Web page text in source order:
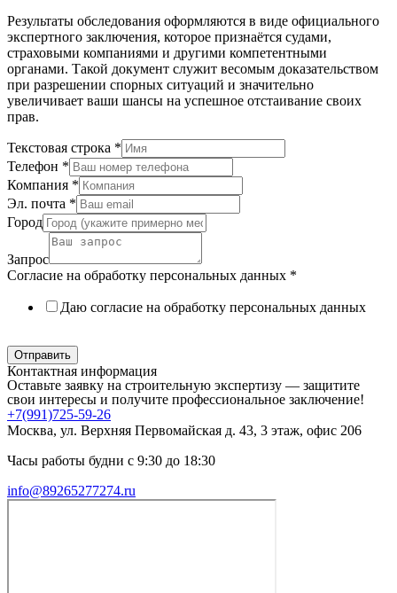
Результаты обследования оформляются в виде официального
экспертного заключения, которое признаётся судами,
страховыми компаниями и другими компетентными
органами. Такой документ служит весомым доказательством
при разрешении спорных ситуаций и значительно
увеличивает ваши шансы на успешное отстаивание своих
прав.
Текстовая строка *
Телефон *
Компания *
Эл. почта *
Город
Запрос
Согласие на обработку персональных данных *
Даю согласие на обработку персональных данных
Отправить
Контактная информация
Оставьте заявку на строительную экспертизу — защитите
свои интересы и получите профессиональное заключение!
+7(991)725-59-26
Москва, ул. Верхняя Первомайская д. 43, 3 этаж, офис 206
Часы работы будни с 9:30 до 18:30
info@89265277274.ru